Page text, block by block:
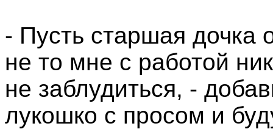
- Пусть старшая дочка
не то мне с работой
не заблудиться, -
лукошко с просом и